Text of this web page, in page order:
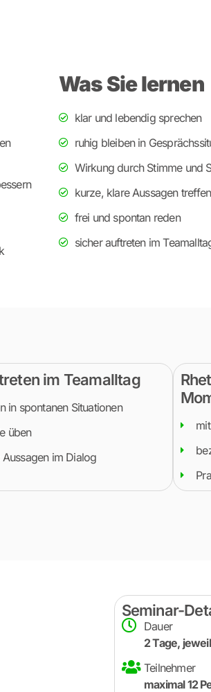
Was Sie lernen
klar und lebendig sprechen
ruhig bleiben in
Wirkung durch Stimme und
kurze, klare Aussagen treffen
frei und spontan reden
sicher auftreten im
im Teamalltag
in spontanen Situationen
üben
im Dialog
Seminar-
Dauer
2 Tage,
Teilnehmer
maximal 12